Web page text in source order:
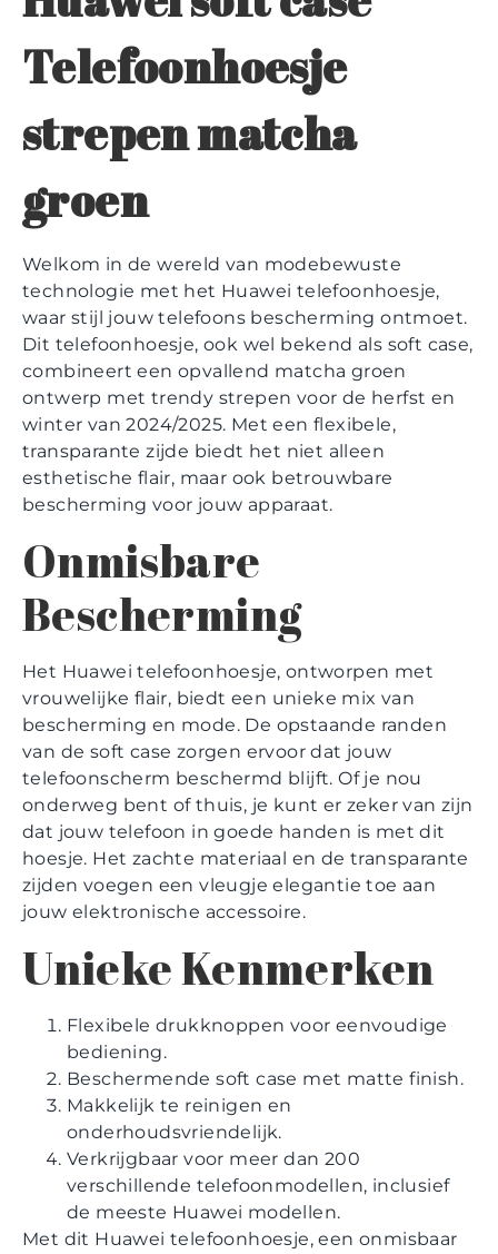
Telefoonhoesje
strepen matcha
groen
Welkom in de wereld van modebewuste
technologie met het Huawei telefoonhoesje,
waar stijl jouw telefoons bescherming ontmoet.
Dit telefoonhoesje, ook wel bekend als soft case,
combineert een opvallend matcha groen
ontwerp met trendy strepen voor de herfst en
winter van 2024/2025. Met een flexibele,
transparante zijde biedt het niet alleen
esthetische flair, maar ook betrouwbare
bescherming voor jouw apparaat.
Onmisbare
Bescherming
Het Huawei telefoonhoesje, ontworpen met
vrouwelijke flair, biedt een unieke mix van
bescherming en mode. De opstaande randen
van de soft case zorgen ervoor dat jouw
telefoonscherm beschermd blijft. Of je nou
onderweg bent of thuis, je kunt er zeker van zijn
dat jouw telefoon in goede handen is met dit
hoesje. Het zachte materiaal en de transparante
zijden voegen een vleugje elegantie toe aan
jouw elektronische accessoire.
Unieke Kenmerken
Flexibele drukknoppen voor eenvoudige
bediening.
Beschermende soft case met matte finish.
Makkelijk te reinigen en
onderhoudsvriendelijk.
Verkrijgbaar voor meer dan 200
verschillende telefoonmodellen, inclusief
de meeste Huawei modellen.
Met dit Huawei telefoonhoesje, een onmisbaar